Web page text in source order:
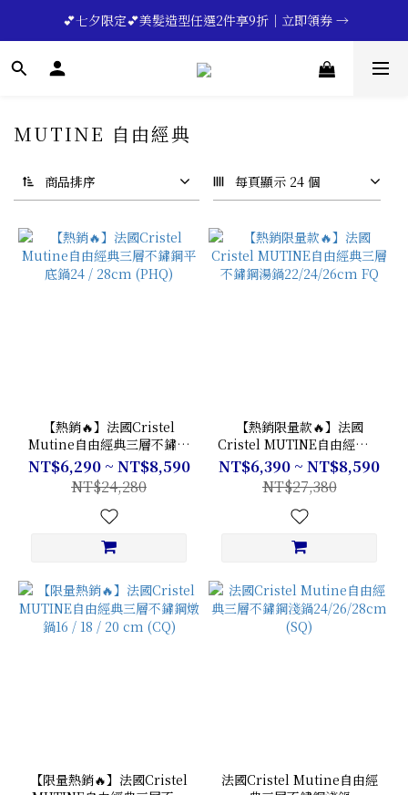
🔥💪My Superdad😍｜全館領券享9折｜立即領券 →
💕七夕限定💕美髮造型任選2件享9折｜立即領券 →
一分鐘登錄保固 | 買得安心又放心🔥▸▸
MUTINE 自由經典
商品排序 每頁顯示 24 個
【熱銷🔥】法國Cristel
Mutine自由經典三層不鏽鋼
平底鍋24 / 28cm (PHQ)
NT$6,290 ~ NT$8,590
NT$24,280
【熱銷限量款🔥】法國
Cristel MUTINE自由經典三
層不鏽鋼湯鍋22/24/26cm
FQ
NT$6,390 ~ NT$8,590
NT$27,380
【限量熱銷🔥】法國Cristel
法國Cristel Mutine自由經